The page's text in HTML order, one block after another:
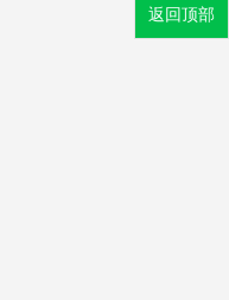
返回顶部